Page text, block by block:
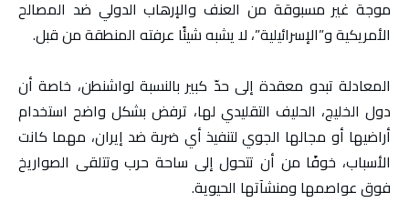
موجة غير مسبوقة من العنف والإرهاب الدولي ضد المصالح
الأمريكية و”الإسرائيلية”، لا يشبه شيئًا عرفته المنطقة من قبل.
المعادلة تبدو معقدة إلى حدّ كبير بالنسبة لواشنطن، خاصة أن
دول الخليج، الحليف التقليدي لها، ترفض بشكل واضح استخدام
أراضيها أو مجالها الجوي لتنفيذ أي ضربة ضد إيران، مهما كانت
الأسباب، خوفًا من أن تتحول إلى ساحة حرب وتتلقى الصواريخ
فوق عواصمها ومنشآتها الحيوية.